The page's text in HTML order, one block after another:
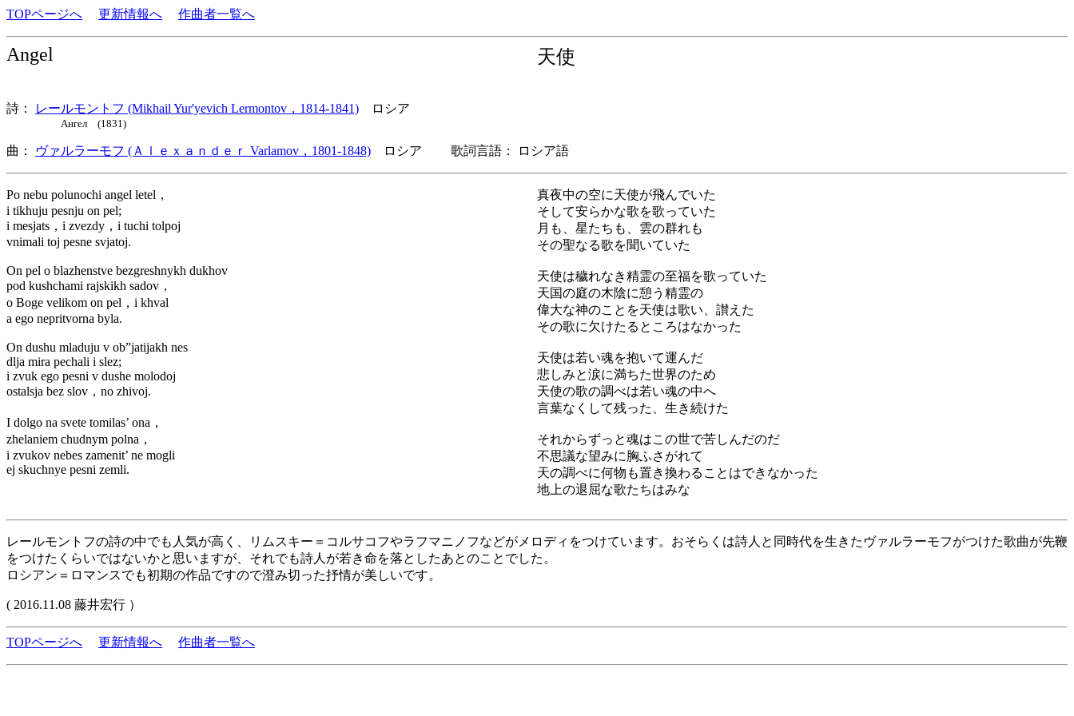
TOPページへ 更新情報へ 作曲者一覧へ
Angel 天使
詩： レールモントフ (Mikhail Yur'yevich Lermontov，1814-1841) ロシア
Ангел (1831)
曲： ヴァルラーモフ (Ａｌｅｘａｎｄｅｒ Varlamov，1801-1848) ロシア 歌詞言語： ロシア語
Po nebu polunochi angel letel，
i tikhuju pesnju on pel;
i mesjats，i zvezdy，i tuchi tolpoj
vnimali toj pesne svjatoj.
On pel o blazhenstve bezgreshnykh dukhov
pod kushchami rajskikh sadov，
o Boge velikom on pel，i khval
a ego nepritvorna byla.
On dushu mladuju v ob”jatijakh nes
dlja mira pechali i slez;
i zvuk ego pesni v dushe molodoj
ostalsja bez slov，no zhivoj.
I dolgo na svete tomilas’ ona，
zhelaniem chudnym polna，
i zvukov nebes zamenit’ ne mogli
ej skuchnye pesni zemli.
真夜中の空に天使が飛んでいた
そして安らかな歌を歌っていた
月も、星たちも、雲の群れも
その聖なる歌を聞いていた
天使は穢れなき精霊の至福を歌っていた
天国の庭の木陰に憩う精霊の
偉大な神のことを天使は歌い、讃えた
その歌に欠けたるところはなかった
天使は若い魂を抱いて運んだ
悲しみと涙に満ちた世界のため
天使の歌の調べは若い魂の中へ
言葉なくして残った、生き続けた
それからずっと魂はこの世で苦しんだのだ
不思議な望みに胸ふさがれて
天の調べに何物も置き換わることはできなかった
地上の退屈な歌たちはみな
レールモントフの詩の中でも人気が高く、リムスキー＝コルサコフやラフマニノフなどがメロディをつけています。おそらくは詩人と同時代を生きたヴァルラーモフがつけた歌曲が先鞭
をつけたくらいではないかと思いますが、それでも詩人が若き命を落としたあとのことでした。
ロシアン＝ロマンスでも初期の作品ですので澄み切った抒情が美しいです。
( 2016.11.08 藤井宏行 ）
TOPページへ 更新情報へ 作曲者一覧へ